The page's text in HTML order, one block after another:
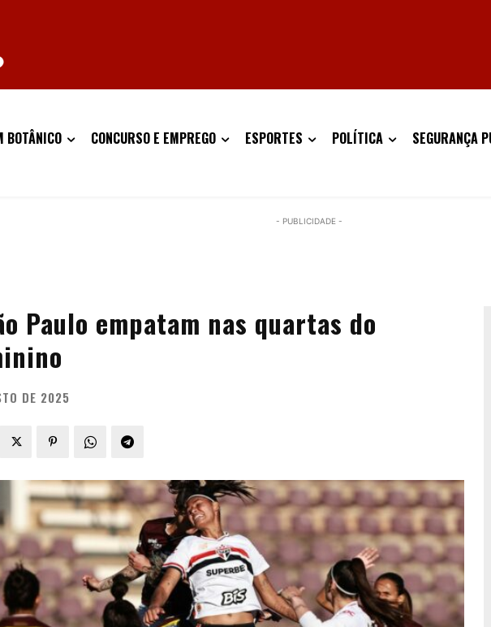
BOTÂNICO CONCURSO E EMPREGO ESPORTES POLÍTICA SEGURANÇA
- PUBLICIDADE -
Paulo empatam nas quartas do
DE 2025